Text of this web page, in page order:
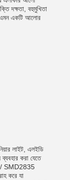
দক্ষতা, বহুমুখিতা
এমন একটি আলোর
লাইট, এলইডি
করা যেতে
/ SMD2835
করে যা